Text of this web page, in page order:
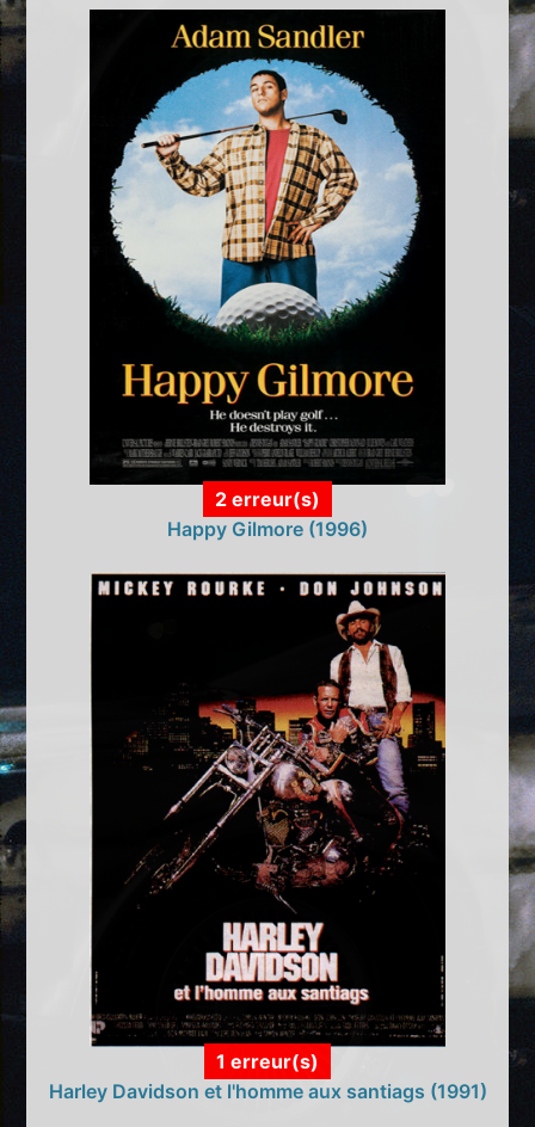
2 erreur(s)
Happy Gilmore (1996)
1 erreur(s)
Harley Davidson et l'homme aux santiags (1991)